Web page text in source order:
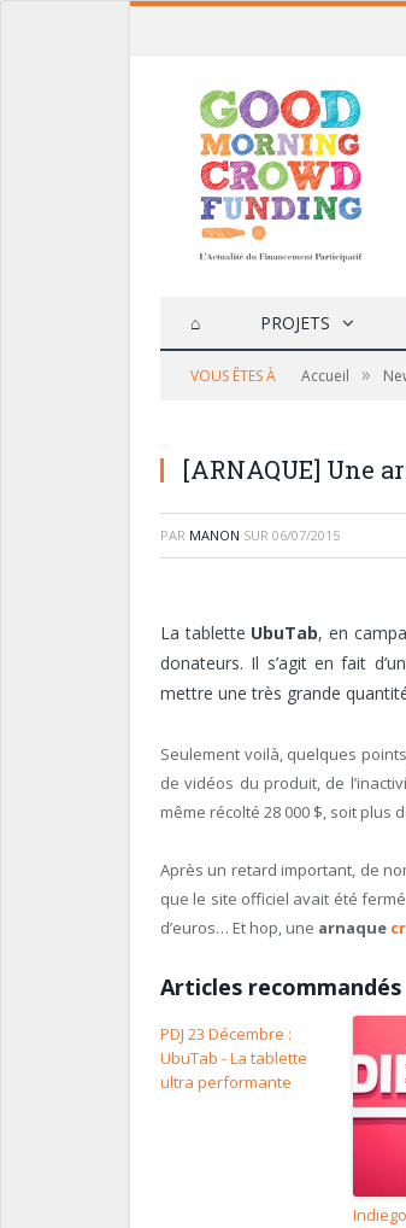
⌂ PROJETS
VOUS ÊTES À Accueil »
[ARNAQUE] Une
PAR MANON SUR 06/07/2015
La tablette UbuTab, en
donateurs. Il s’agit en fait
mettre une très grande
Seulement voilà, quelques
de vidéos du produit, de
même récolté 28 000 $, soit plus
Après un retard important, de
que le site officiel avait été
d’euros… Et hop, une arnaque
Articles recommandés
PDJ 23 Décembre :
UbuTab - La tablette
ultra performante